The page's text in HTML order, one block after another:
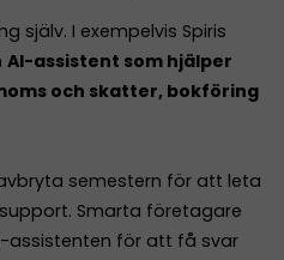
själv. I exempelvis Spiris
AI-assistent som hjälper
och skatter, bokföring
semestern för att leta
Smarta företagare
assistenten för att få svar